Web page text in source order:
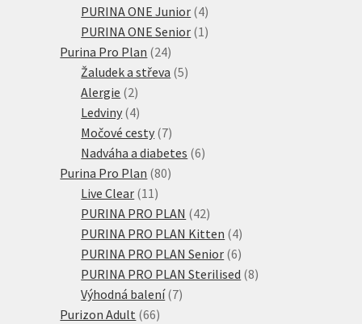
PURINA ONE Junior 44
produkty
PURINA ONE Senior 1 1
Purina Pro Plan 2424
produktů
Žaludek a střeva 55
Alergie 22
produkty
Ledviny 44
produkty
Močové cesty 77
produktů
Nadváha a diabetes 66
Purina Pro Plan 8080
Live Clear 11 11
produktů
PURINA PRO PLAN 4242
produktů
PURINA PRO PLAN Kitten 44
produkty
PURINA PRO PLAN Senior 66
produktů
PURINA PRO PLAN Sterilised 88
Výhodná balení 77
Purizon Adult 6666